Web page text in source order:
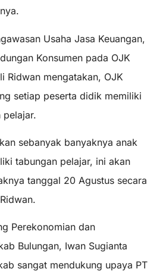
Usaha Jasa Keuangan,
Konsumen pada OJK
Ridwan mengatakan, OJK
setiap peserta didik memiliki
pelajar.
sebanyak banyaknya anak
tabungan pelajar, ini akan
tanggal 20 Agustus secara
Perekonomian dan
Bulungan, Iwan Sugianta
sangat mendukung upaya PT